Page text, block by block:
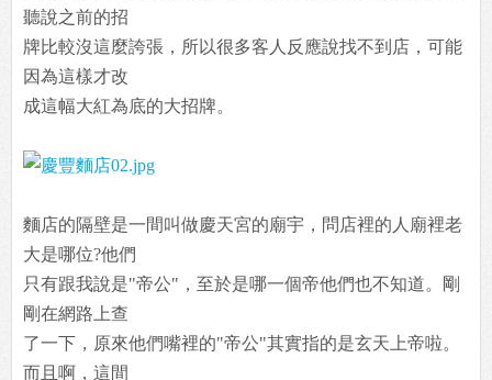
聽說之前的招
牌比較沒這麼誇張，所以很多客人反應說找不到店，可能
因為這樣才改
成這幅大紅為底的大招牌。
麵店的隔壁是一間叫做慶天宮的廟宇，問店裡的人廟裡老
大是哪位?他們
只有跟我說是"帝公"，至於是哪一個帝他們也不知道。剛
剛在網路上查
了一下，原來他們嘴裡的"帝公"其實指的是玄天上帝啦。
而且啊，這間